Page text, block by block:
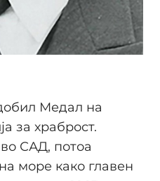
Медал на
за храброст.
САД, потоа
море како главен